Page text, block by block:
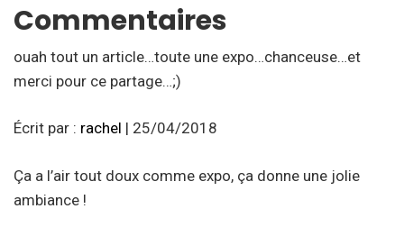
Commentaires
ouah tout un article…toute une expo…chanceuse…et
merci pour ce partage…;)
Écrit par : rachel | 25/04/2018
Ça a l’air tout doux comme expo, ça donne une jolie
ambiance !